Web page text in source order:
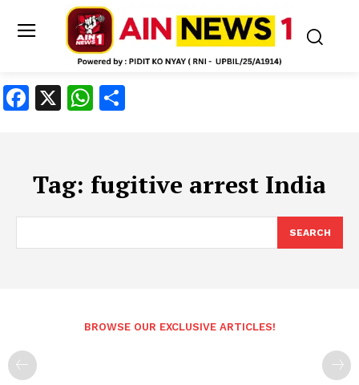
Facebook
X WhatsApp
Tag: fugitive arrest India
SEARCH
BROWSE OUR EXCLUSIVE ARTICLES!